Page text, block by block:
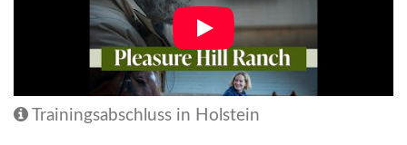
Trainingsabschluss in Holstein